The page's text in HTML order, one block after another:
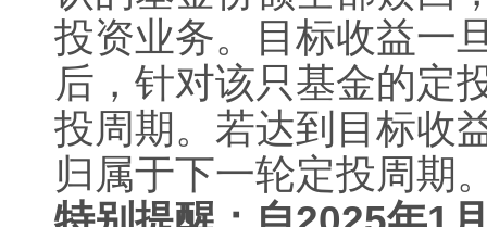
投资业务。目标收益一
后，针对该只基金的定
投周期。若达到目标收
归属于下一轮定投周期